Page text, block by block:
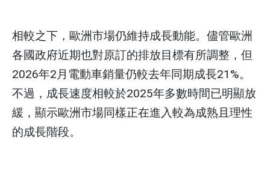
相較之下，歐洲市場仍維持成長動能。儘管歐洲
各國政府近期也對原訂的排放目標有所調整，但
2026年2月電動車銷量仍較去年同期成長21%。
不過，成長速度相較於2025年多數時間已明顯放
緩，顯示歐洲市場同樣正在進入較為成熟且理性
的成長階段。